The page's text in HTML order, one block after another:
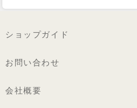
ショップガイド
お問い合わせ
会社概要